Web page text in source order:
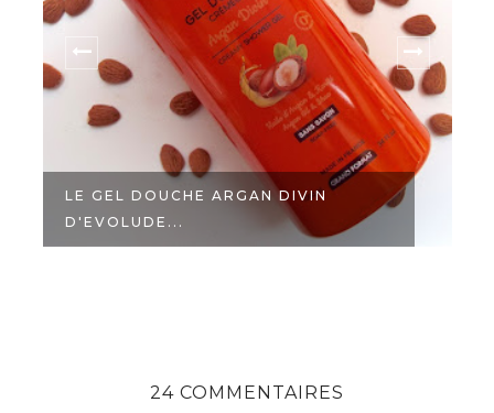
LE GEL DOUCHE ARGAN DIVIN
D'EVOLUDE...
24 COMMENTAIRES